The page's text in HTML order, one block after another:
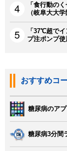
「食行動の
（岐阜大大
「37℃超で
プ注ポンプ使
おすすめコ
糖尿病のア
糖尿病3分間